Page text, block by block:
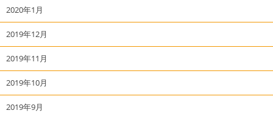
2020年1月
2019年12月
2019年11月
2019年10月
2019年9月